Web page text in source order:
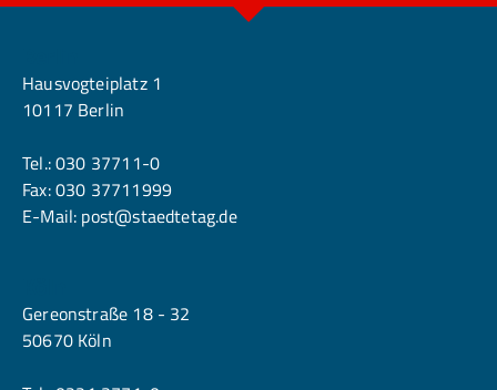
Hausvogteiplatz 1
10117 Berlin
Tel.:030 37711-0
Fax: 030 37711999
E-Mail: post@staedtetag.de
Gereonstraße 18 - 32
50670 Köln